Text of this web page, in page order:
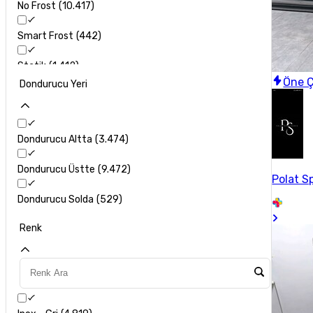
General Electric
Grundig
Haier
Hitachi 8
Hoover 33
Indesit 185
Ism 7
Keysmart
Koenic
No Frost 10.417
Smart Frost 442
Statik 1.412
Dondurucu Yeri
Dondurucu Altta 3.474
Dondurucu Üstte 9.472
Dondurucu Solda 529
Renk
Öne
Polat